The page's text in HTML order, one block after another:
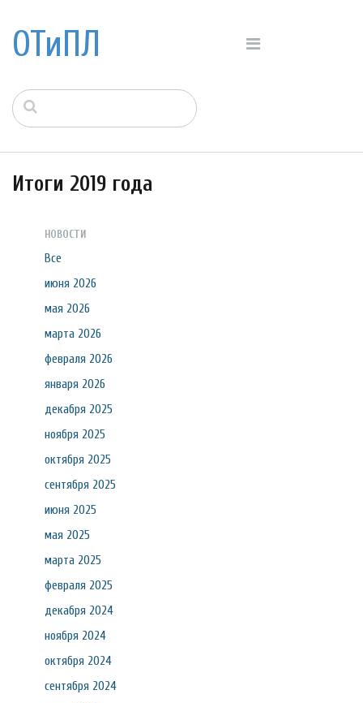
ОТиПЛ
Итоги 2019 года
НОВОСТИ
Все
июня 2026
мая 2026
марта 2026
февраля 2026
января 2026
декабря 2025
ноября 2025
октября 2025
сентября 2025
июня 2025
мая 2025
марта 2025
февраля 2025
декабря 2024
ноября 2024
октября 2024
сентября 2024